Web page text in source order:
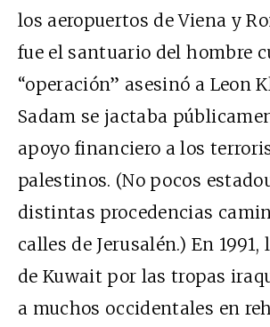
los aeropuertos de Viena y
fue el santuario del hombre
“operación” asesinó a Leon
Sadam se jactaba
apoyo financiero a los
palestinos. (No pocos
distintas procedencias
calles de Jerusalén.) En
de Kuwait por las tropas
a muchos occidentales en